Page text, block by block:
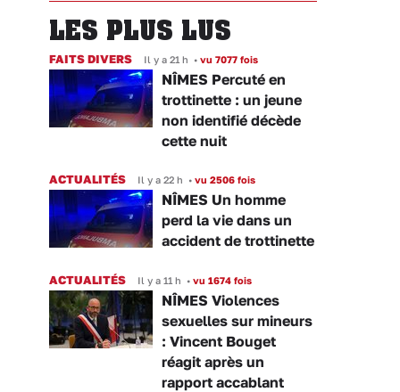
LES PLUS LUS
FAITS DIVERS Il y a 21 h • vu 7077 fois
NÎMES Percuté en
trottinette : un jeune
non identifié décède
cette nuit
ACTUALITÉS Il y a 22 h • vu 2506 fois
NÎMES Un homme
perd la vie dans un
accident de trottinette
ACTUALITÉS Il y a 11 h • vu 1674 fois
NÎMES Violences
sexuelles sur mineurs
: Vincent Bouget
réagit après un
rapport accablant